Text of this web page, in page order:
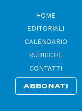
HOME
EDITORIALI
CALENDARIO
RUBRICHE
CONTATTI
ABBONATI